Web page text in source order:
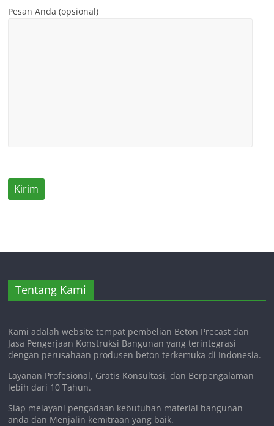
Pesan Anda (opsional)
Tentang Kami
Kami adalah website tempat pembelian Beton Precast dan
Jasa Pengerjaan Konstruksi Bangunan yang terintegrasi
dengan perusahaan produsen beton terkemuka di Indonesia.
Layanan Profesional, Gratis Konsultasi, dan Berpengalaman
lebih dari 10 Tahun.
Siap melayani pengadaan kebutuhan material bangunan
anda dan Menjalin kemitraan yang baik.